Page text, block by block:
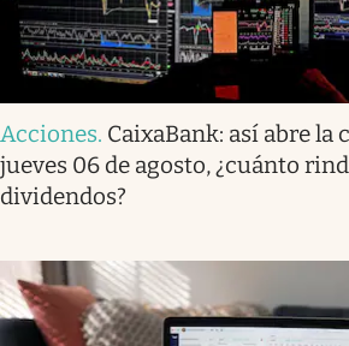
Acciones. CaixaBank: así abre la
jueves 06 de agosto, ¿cuánto
dividendos?